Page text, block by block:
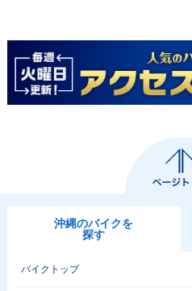
仕様
ub・新登場
沖縄のバイクを
探す
バイクトップ